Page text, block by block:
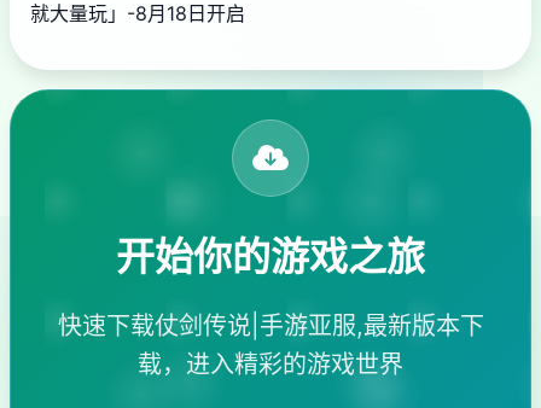
就大量玩」-8月18日开启
开始你的游戏之旅
快速下载仗剑传说|手游亚服,最新版本下
载，进入精彩的游戏世界